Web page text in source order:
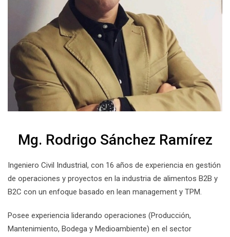
Mg. Rodrigo Sánchez Ramírez
Ingeniero Civil Industrial, con 16 años de experiencia en gestión
de operaciones y proyectos en la industria de alimentos B2B y
B2C con un enfoque basado en lean management y TPM.
Posee experiencia liderando operaciones (Producción,
Mantenimiento, Bodega y Medioambiente) en el sector